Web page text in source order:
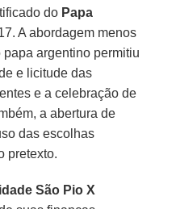
do Papa
A abordagem menos
argentino permitiu
e licitude das
e a celebração de
a abertura de
das escolhas
pretexto.
São Pio X